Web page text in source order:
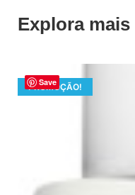
Explora
Save
PROMOÇÃO!